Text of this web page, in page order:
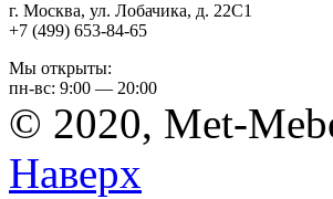
г. Москва, ул. Лобачика, д. 22С1
+7 (499) 653-84-65
Мы открыты:
пн-вс: 9:00 — 20:00
© 2020, Met-
Наверх